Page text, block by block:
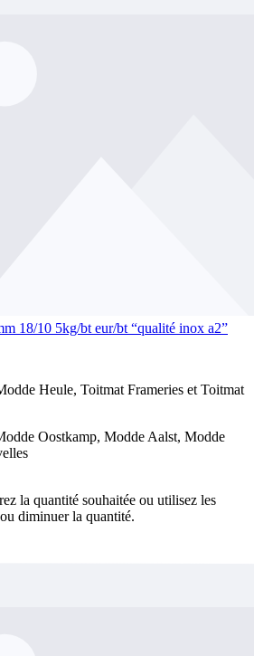
18/10 5kg/bt eur/bt “qualité inox a2”
Heule, Toitmat Frameries et Toitmat
Oostkamp, Modde Aalst, Modde
la quantité souhaitée ou utilisez les
diminuer la quantité.